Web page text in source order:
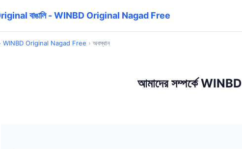
বাঙালি - WINBD Original Nagad Free
- WINBD Original Nagad Free › অবস্থান
আমাদের সম্পর্কে WINBD